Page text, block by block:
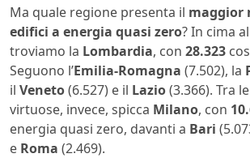
Ma quale regione presenta il maggior
edifici a energia quasi zero? In cima
troviamo la Lombardia, con 28.323
Seguono l’Emilia-Romagna (7.502), la
il Veneto(6.527) e il Lazio(3.366). Tra
virtuose, invece, spicca Milano, con
energia quasi zero, davanti a Bari
e Roma (2.469).